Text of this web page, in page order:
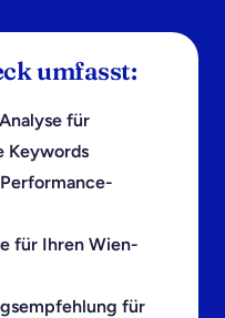
umfasst:
für
Keywords
für Ihren Wien-
für